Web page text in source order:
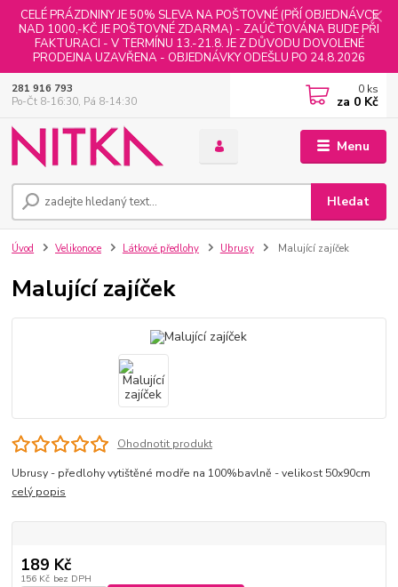
CELÉ PRÁZDNINY JE 50% SLEVA NA POŠTOVNÉ (PŘÍ OBJEDNÁVCE
NAD 1000,-KČ JE POŠTOVNÉ ZDARMA) - ZAÚČTOVÁNA BUDE PŘI
FAKTURACI - V TERMÍNU 13.-21.8. JE Z DŮVODU DOVOLENÉ
PRODEJNA UZAVŘENA - OBJEDNÁVKY ODEŠLU PO 24.8.2026
Menu
Hledat
281 916 793
Po-Čt 8-16:30, Pá 8-14:30
0 ks
za 0 Kč
Úvod Velikonoce Látkové předlohy Ubrusy Malující zajíček
Malující zajíček
Ohodnotit produkt
Ubrusy - předlohy vytištěné modře na 100%bavlně - velikost 50x90cm
celý popis
189 Kč
156 Kč bez DPH